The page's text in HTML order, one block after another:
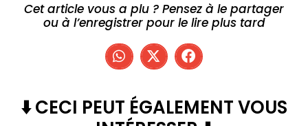
Cet article vous a plu ? Pensez à le partager
ou à l’enregistrer pour le lire plus tard
⬇️ CECI PEUT ÉGALEMENT VOUS